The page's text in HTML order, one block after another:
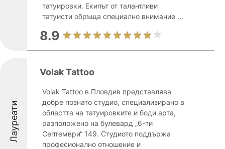
татуировки. Екипът от талантливи
татуисти обръща специално внимание ...
8.9
Лауреати
Volak Tattoo
Volak Tattoo в Пловдив представлява
добре познато студио, специализирано в
областта на татуировките и боди арта,
разположено на булевард „6-ти
Септември“ 149. Студиото поддържа
професионално отношение и